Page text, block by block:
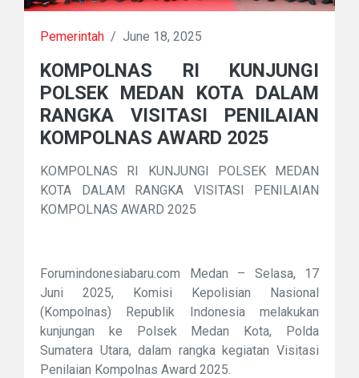
Pemerintah / June 18, 2025
KOMPOLNAS RI KUNJUNGI
POLSEK MEDAN KOTA DALAM
RANGKA VISITASI PENILAIAN
KOMPOLNAS AWARD 2025
KOMPOLNAS RI KUNJUNGI POLSEK MEDAN
KOTA DALAM RANGKA VISITASI PENILAIAN
KOMPOLNAS AWARD 2025
Forumindonesiabaru.com Medan – Selasa, 17
Juni 2025, Komisi Kepolisian Nasional
(Kompolnas) Republik Indonesia melakukan
kunjungan ke Polsek Medan Kota, Polda
Sumatera Utara, dalam rangka kegiatan Visitasi
Penilaian Kompolnas Award 2025.